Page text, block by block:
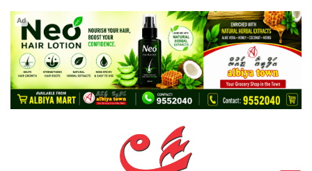
Ad